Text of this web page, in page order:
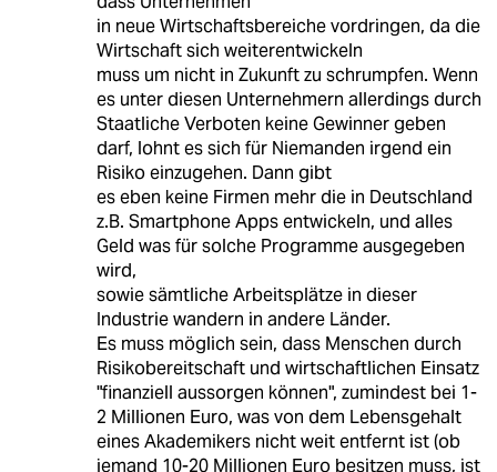
in neue Wirtschaftsbereiche vordringen, da die
Wirtschaft sich weiterentwickeln
muss um nicht in Zukunft zu schrumpfen. Wenn
es unter diesen Unternehmern allerdings durch
Staatliche Verboten keine Gewinner geben
darf, lohnt es sich für Niemanden irgend ein
Risiko einzugehen. Dann gibt
es eben keine Firmen mehr die in Deutschland
z.B. Smartphone Apps entwickeln, und alles
Geld was für solche Programme ausgegeben
wird,
sowie sämtliche Arbeitsplätze in dieser
Industrie wandern in andere Länder.
Es muss möglich sein, dass Menschen durch
Risikobereitschaft und wirtschaftlichen Einsatz
"finanziell aussorgen können", zumindest bei 1-
2 Millionen Euro, was von dem Lebensgehalt
eines Akademikers nicht weit entfernt ist (ob
jemand 10-20 Millionen Euro besitzen muss, ist